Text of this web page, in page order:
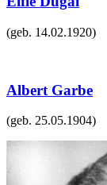
(geb. 14.02.1920)
Albert Garbe
(geb. 25.05.1904)